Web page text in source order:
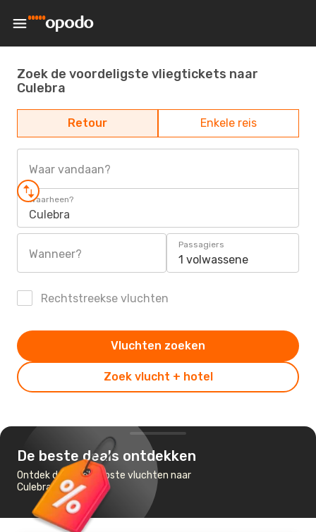
Zoek de voordeligste vliegtickets naar
Culebra
Retour Enkele reis
Waar vandaan?
Waarheen?
Culebra
Wanneer?
Passagiers
1 volwassene
Rechtstreekse vluchten
Zoek vlucht + hotel
Vluchten zoeken
De beste deals ontdekken
Ontdek de goedkoopste vluchten naar
Culebra